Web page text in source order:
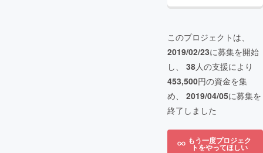
このプロジェクトは、
2019/02/23に募集を開始
し、 38人の支援により
453,500円の資金を集
め、 2019/04/05に募集を
終了しました
もう一度プロジェク
トをやってほしい